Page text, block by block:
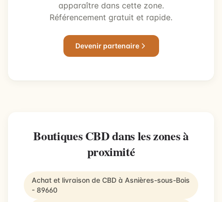
apparaître dans cette zone.
Référencement gratuit et rapide.
Devenir partenaire
Boutiques CBD dans les zones à
proximité
Achat et livraison de CBD à Asnières-sous-Bois
- 89660